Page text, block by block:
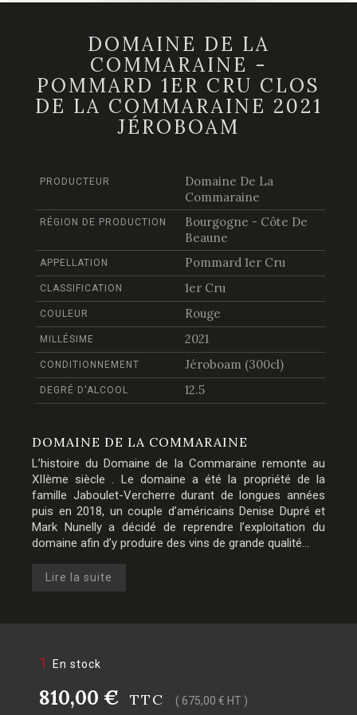
DOMAINE DE LA
COMMARAINE -
POMMARD 1ER CRU CLOS
DE LA COMMARAINE 2021
JÉROBOAM
PRODUCTEUR
Domaine De La
Commaraine
RÉGION DE PRODUCTION
Bourgogne - Côte De
Beaune
APPELLATION Pommard 1er Cru
CLASSIFICATION 1er Cru
COULEUR Rouge
MILLÉSIME 2021
CONDITIONNEMENT Jéroboam (300cl)
DEGRÉ D'ALCOOL 12.5
DOMAINE DE LA COMMARAINE
L’histoire du Domaine de la Commaraine remonte au
XIIème siècle . Le domaine a été la propriété de la
famille Jaboulet-Vercherre durant de longues années
puis en 2018, un couple d’américains Denise Dupré et
Mark Nunelly a décidé de reprendre l’exploitation du
domaine afin d’y produire des vins de grande qualité...
Lire la suite
1 En stock
810,00 € TTC ( 675,00 € HT )